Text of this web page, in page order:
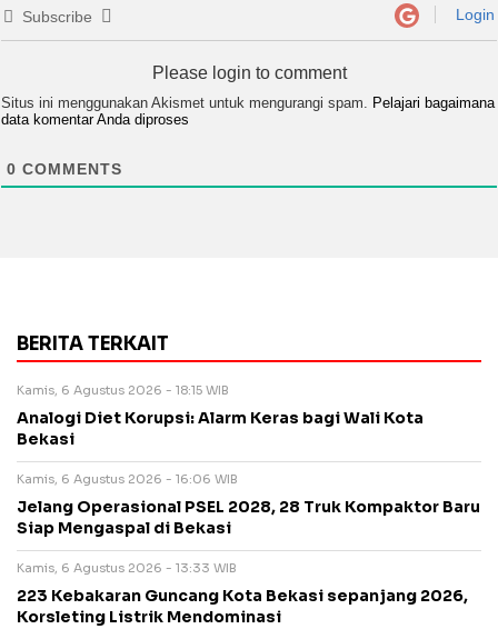
Subscribe Login
Please login to comment
Situs ini menggunakan Akismet untuk mengurangi spam. Pelajari bagaimana
data komentar Anda diproses
0 COMMENTS
BERITA TERKAIT
Kamis, 6 Agustus 2026 - 18:15 WIB
Analogi Diet Korupsi: Alarm Keras bagi Wali Kota
Bekasi
Kamis, 6 Agustus 2026 - 16:06 WIB
Jelang Operasional PSEL 2028, 28 Truk Kompaktor Baru
Siap Mengaspal di Bekasi
Kamis, 6 Agustus 2026 - 13:33 WIB
223 Kebakaran Guncang Kota Bekasi sepanjang 2026,
Korsleting Listrik Mendominasi